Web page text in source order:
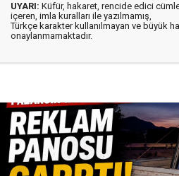
UYARI: Küfür, hakaret, rencide edici
içeren, imla kuralları ile yazılmamış,
Türkçe karakter kullanılmayan ve büyük
onaylanmamaktadır.